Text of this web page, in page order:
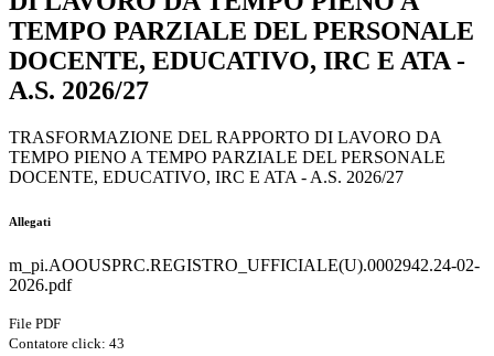
TEMPO PARZIALE DEL PERSONALE
DOCENTE, EDUCATIVO, IRC E ATA -
A.S. 2026/27
TRASFORMAZIONE DEL RAPPORTO DI LAVORO DA
TEMPO PIENO A TEMPO PARZIALE DEL PERSONALE
DOCENTE, EDUCATIVO, IRC E ATA - A.S. 2026/27
Allegati
m_pi.AOOUSPRC.REGISTRO_UFFICIALE(U).0002942.24-02-
2026.pdf
File PDF
Contatore click: 43